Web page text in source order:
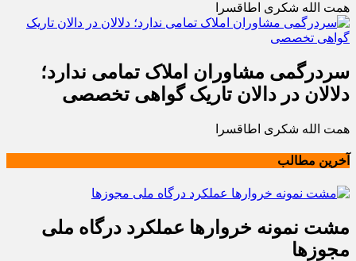
همت الله شکری اطاقسرا
سردرگمی مشاوران املاک تمامی ندارد؛
دلالان در دالان تاریک گواهی تخصصی
همت الله شکری اطاقسرا
آخرین مطالب
مشت نمونه خروارها عملکرد درگاه ملی
مجوزها